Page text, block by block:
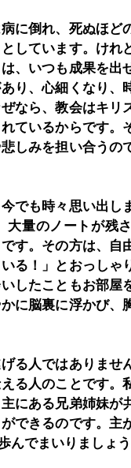
に倒れ、死ぬほど
しています。けれ
、いつも成果を出
り、心細くなり、
なら、教会はキリ
ているからです。
しみを担い合うの
でも時々思い出し
量のノートが残
す。その方は、自
る！」とおっしゃ
したこともお部屋
に脳裏に浮かび、
る人ではありませ
る人のことです。
にある兄弟姉妹
できるのです。主
んでまいりましょう